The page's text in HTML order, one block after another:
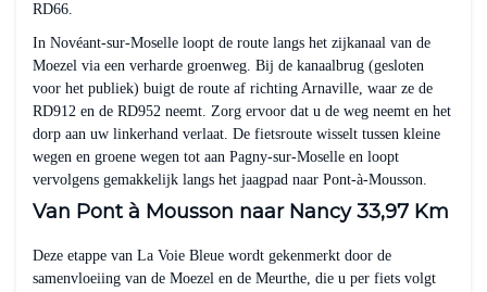
RD66.
In Novéant-sur-Moselle loopt de route langs het zijkanaal van de
Moezel via een verharde groenweg. Bij de kanaalbrug (gesloten
voor het publiek) buigt de route af richting Arnaville, waar ze de
RD912 en de RD952 neemt. Zorg ervoor dat u de weg neemt en het
dorp aan uw linkerhand verlaat. De fietsroute wisselt tussen kleine
wegen en groene wegen tot aan Pagny-sur-Moselle en loopt
vervolgens gemakkelijk langs het jaagpad naar Pont-à-Mousson.
Van Pont à Mousson naar Nancy 33,97 Km
Deze etappe van La Voie Bleue wordt gekenmerkt door de
samenvloeiing van de Moezel en de Meurthe, die u per fiets volgt